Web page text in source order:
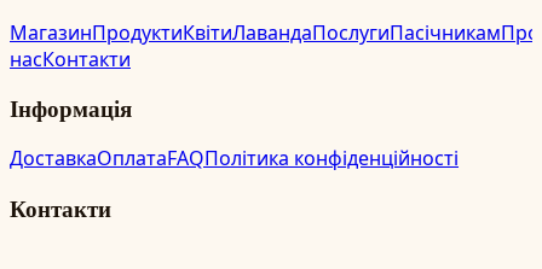
МагазинПродуктиКвітиЛавандаПослугиПасічникамПро
насКонтакти
Інформація
ДоставкаОплатаFAQПолітика конфіденційності
Контакти